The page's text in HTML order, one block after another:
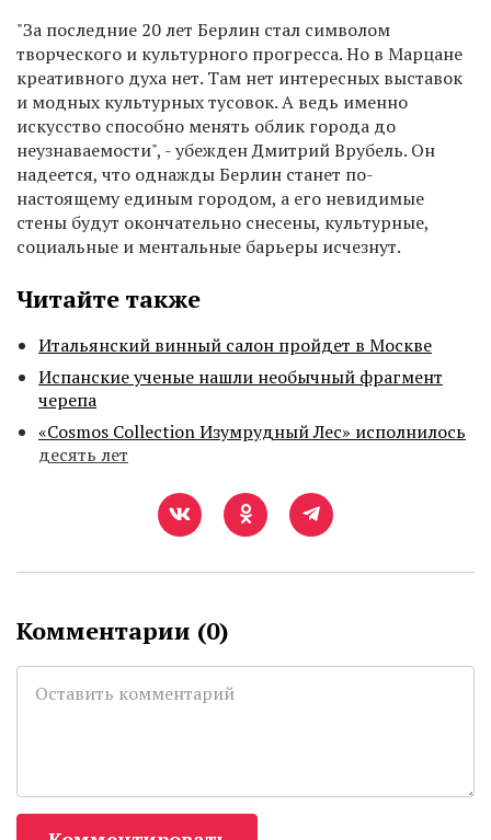
"За последние 20 лет Берлин стал символом
творческого и культурного прогресса. Но в Марцане
креативного духа нет. Там нет интересных выставок
и модных культурных тусовок. А ведь именно
искусство способно менять облик города до
неузнаваемости", - убежден Дмитрий Врубель. Он
надеется, что однажды Берлин станет по-
настоящему единым городом, а его невидимые
стены будут окончательно снесены, культурные,
социальные и ментальные барьеры исчезнут.
Читайте также
Итальянский винный салон пройдет в Москве
Испанские ученые нашли необычный фрагмент
черепа
«Cosmos Collection Изумрудный Лес» исполнилось
десять лет
Комментарии (0)